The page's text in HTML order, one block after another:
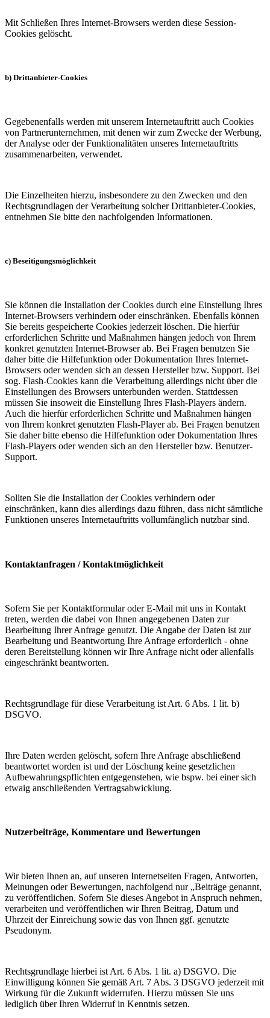
Mit Schließen Ihres Internet-Browsers werden diese Session-
Cookies gelöscht.
b) Drittanbieter-Cookies
Gegebenenfalls werden mit unserem Internetauftritt auch Cookies
von Partnerunternehmen, mit denen wir zum Zwecke der Werbung,
der Analyse oder der Funktionalitäten unseres Internetauftritts
zusammenarbeiten, verwendet.
Die Einzelheiten hierzu, insbesondere zu den Zwecken und den
Rechtsgrundlagen der Verarbeitung solcher Drittanbieter-Cookies,
entnehmen Sie bitte den nachfolgenden Informationen.
c) Beseitigungsmöglichkeit
Sie können die Installation der Cookies durch eine Einstellung Ihres
Internet-Browsers verhindern oder einschränken. Ebenfalls können
Sie bereits gespeicherte Cookies jederzeit löschen. Die hierfür
erforderlichen Schritte und Maßnahmen hängen jedoch von Ihrem
konkret genutzten Internet-Browser ab. Bei Fragen benutzen Sie
daher bitte die Hilfefunktion oder Dokumentation Ihres Internet-
Browsers oder wenden sich an dessen Hersteller bzw. Support. Bei
sog. Flash-Cookies kann die Verarbeitung allerdings nicht über die
Einstellungen des Browsers unterbunden werden. Stattdessen
müssen Sie insoweit die Einstellung Ihres Flash-Players ändern.
Auch die hierfür erforderlichen Schritte und Maßnahmen hängen
von Ihrem konkret genutzten Flash-Player ab. Bei Fragen benutzen
Sie daher bitte ebenso die Hilfefunktion oder Dokumentation Ihres
Flash-Players oder wenden sich an den Hersteller bzw. Benutzer-
Support.
Sollten Sie die Installation der Cookies verhindern oder
einschränken, kann dies allerdings dazu führen, dass nicht sämtliche
Funktionen unseres Internetauftritts vollumfänglich nutzbar sind.
Kontaktanfragen / Kontaktmöglichkeit
Sofern Sie per Kontaktformular oder E-Mail mit uns in Kontakt
treten, werden die dabei von Ihnen angegebenen Daten zur
Bearbeitung Ihrer Anfrage genutzt. Die Angabe der Daten ist zur
Bearbeitung und Beantwortung Ihre Anfrage erforderlich - ohne
deren Bereitstellung können wir Ihre Anfrage nicht oder allenfalls
eingeschränkt beantworten.
Rechtsgrundlage für diese Verarbeitung ist Art. 6 Abs. 1 lit. b)
DSGVO.
Ihre Daten werden gelöscht, sofern Ihre Anfrage abschließend
beantwortet worden ist und der Löschung keine gesetzlichen
Aufbewahrungspflichten entgegenstehen, wie bspw. bei einer sich
etwaig anschließenden Vertragsabwicklung.
Nutzerbeiträge, Kommentare und Bewertungen
Wir bieten Ihnen an, auf unseren Internetseiten Fragen, Antworten,
Meinungen oder Bewertungen, nachfolgend nur „Beiträge genannt,
zu veröffentlichen. Sofern Sie dieses Angebot in Anspruch nehmen,
verarbeiten und veröffentlichen wir Ihren Beitrag, Datum und
Uhrzeit der Einreichung sowie das von Ihnen ggf. genutzte
Pseudonym.
Rechtsgrundlage hierbei ist Art. 6 Abs. 1 lit. a) DSGVO. Die
Einwilligung können Sie gemäß Art. 7 Abs. 3 DSGVO jederzeit mit
Wirkung für die Zukunft widerrufen. Hierzu müssen Sie uns
lediglich über Ihren Widerruf in Kenntnis setzen.